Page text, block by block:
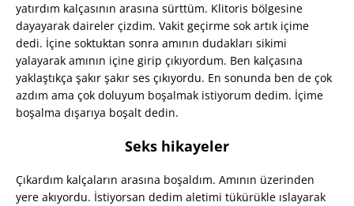
yatırdım kalçasının arasına sürttüm. Klitoris bölgesine
dayayarak daireler çizdim. Vakit geçirme sok artık içime
dedi. İçine soktuktan sonra amının dudakları sikimi
yalayarak amının içine girip çıkıyordum. Ben kalçasına
yaklaştıkça şakır şakır ses çıkıyordu. En sonunda ben de çok
azdım ama çok doluyum boşalmak istiyorum dedim. İçime
boşalma dışarıya boşalt dedin.
Seks hikayeler
Çıkardım kalçaların arasına boşaldım. Amının üzerinden
yere akıyordu. İstiyorsan dedim aletimi tükürükle ıslayarak